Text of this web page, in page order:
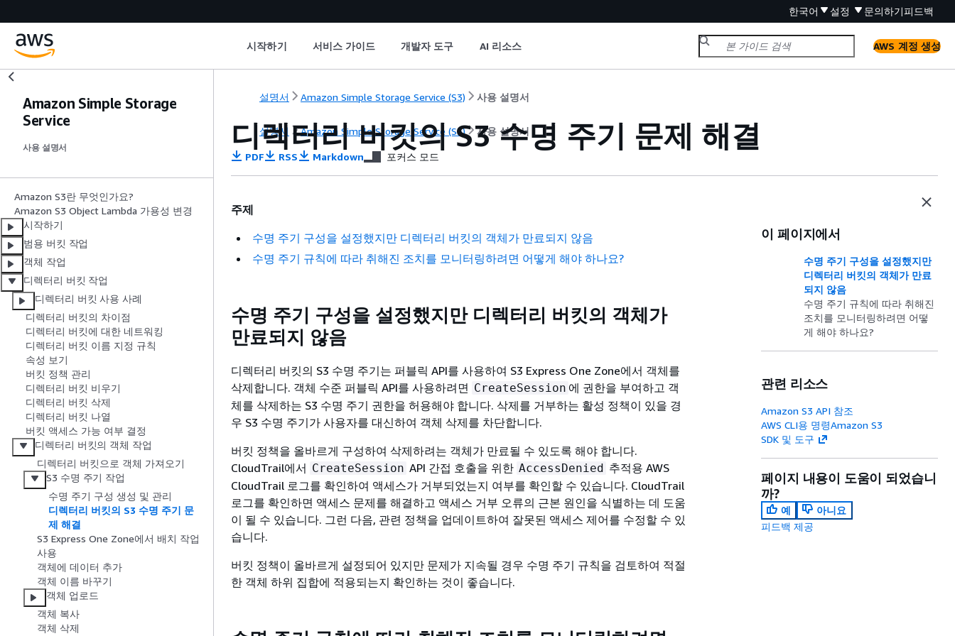
한국어 설정 문의하기피드백
시작하기 서비스 가이드 개발자 도구 AI 리소스 AWS 계정 생성
Amazon Simple Storage
Service
사용 설명서
Amazon S3란 무엇인가요?
Amazon S3 Object Lambda 가용성 변경
시작하기
범용 버킷 작업
객체 작업
디렉터리 버킷 작업
디렉터리 버킷 사용 사례
디렉터리 버킷의 차이점
디렉터리 버킷에 대한 네트워킹
디렉터리 버킷 이름 지정 규칙
속성 보기
버킷 정책 관리
디렉터리 버킷 비우기
디렉터리 버킷 삭제
디렉터리 버킷 나열
버킷 액세스 가능 여부 결정
디렉터리 버킷의 객체 작업
디렉터리 버킷으로 객체 가져오기
S3 수명 주기 작업
수명 주기 구성 생성 및 관리
디렉터리 버킷의 S3 수명 주기 문
제 해결
S3 Express One Zone에서 배치 작업
사용
객체에 데이터 추가
객체 이름 바꾸기
객체 업로드
객체 복사
객체 삭제
설명서 Amazon Simple Storage Service (S3) 사용 설명서
설명서 Amazon Simple Storage Service (S3) 사용 설명서
디렉터리 버킷의 S3 수명 주기 문제 해결
PDF RSS Markdown 포커스 모드
주제
수명 주기 구성을 설정했지만 디렉터리 버킷의 객체가 만료되지 않음
수명 주기 규칙에 따라 취해진 조치를 모니터링하려면 어떻게 해야 하나요?
수명 주기 구성을 설정했지만 디렉터리 버킷의 객체가
만료되지 않음
디렉터리 버킷의 S3 수명 주기는 퍼블릭 API를 사용하여 S3 Express One Zone에서 객체를
삭제합니다. 객체 수준 퍼블릭 API를 사용하려면 CreateSession 에 권한을 부여하고 객
체를 삭제하는 S3 수명 주기 권한을 허용해야 합니다. 삭제를 거부하는 활성 정책이 있을 경
우 S3 수명 주기가 사용자를 대신하여 객체 삭제를 차단합니다.
버킷 정책을 올바르게 구성하여 삭제하려는 객체가 만료될 수 있도록 해야 합니다.
CloudTrail에서 CreateSession API 간접 호출을 위한 AccessDenied 추적용 AWS
CloudTrail 로그를 확인하여 액세스가 거부되었는지 여부를 확인할 수 있습니다. CloudTrail
로그를 확인하면 액세스 문제를 해결하고 액세스 거부 오류의 근본 원인을 식별하는 데 도움
이 될 수 있습니다. 그런 다음, 관련 정책을 업데이트하여 잘못된 액세스 제어를 수정할 수 있
습니다.
버킷 정책이 올바르게 설정되어 있지만 문제가 지속될 경우 수명 주기 규칙을 검토하여 적절
한 객체 하위 집합에 적용되는지 확인하는 것이 좋습니다.
이 페이지에서
수명 주기 구성을 설정했지만
디렉터리 버킷의 객체가 만료
되지 않음
수명 주기 규칙에 따라 취해진
조치를 모니터링하려면 어떻
게 해야 하나요?
관련 리소스
Amazon S3 API 참조
AWS CLI용 명령Amazon S3
SDK 및 도구
페이지 내용이 도움이 되었습니
까?
예
아니요
피드백 제공